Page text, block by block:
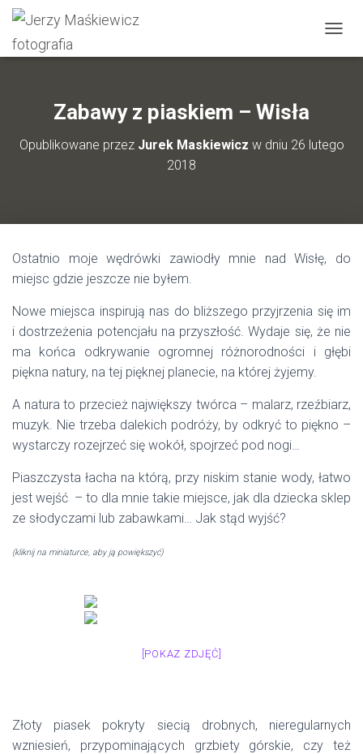
R
Z
G
C
Zabawy z piaskiem – Wisła
Opublikowane przez Jurek Maskiewicz w dniu 26 lutego
2018
Ostatnio moje wędrówki zawiodły mnie nad Wisłę, do
miejsc gdzie jeszcze nie byłem.
Nowe miejsca inspirują nas do bliższego przyjrzenia się im
i dostrzeżenia potencjału na przyszłość. Wydaje się, że nie
ma końca odkrywanie ogromnej różnorodności i głębi
piękna natury, na tej pięknej planecie, na której żyjemy.
A natura to przecież największy twórca – malarz, rzeźbiarz,
muzyk. Nie trzeba dalekich podróży, by odkryć to piękno –
wystarczy rozejrzeć się wokół, spojrzeć pod nogi…
Piaszczysta łacha na którą, przy niskim stanie wody, łatwo
jest wejść – to dla mnie takie miejsce, jak dla dziecka sklep
ze słodyczami lub zabawkami… Jak stąd wyjść?
(kliknij na miniaturce, aby ją powiększyć)
[POKAZ ZDJĘĆ]
Złoty piasek pokryty siecią drobnych, nieregularnych
wzniesień, przypominających grzbiety górskie, czy też